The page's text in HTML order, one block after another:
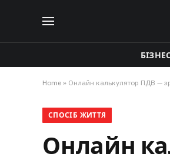
Home » Онлайн калькулятор ПДВ —
СПОСІБ ЖИТТЯ
Онлайн